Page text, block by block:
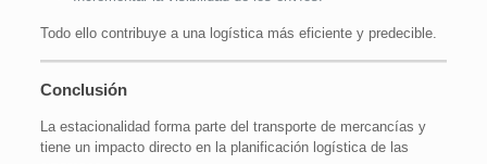
Todo ello contribuye a una logística más eficiente y predecible.
Conclusión
La estacionalidad forma parte del transporte de mercancías y
tiene un impacto directo en la planificación logística de las